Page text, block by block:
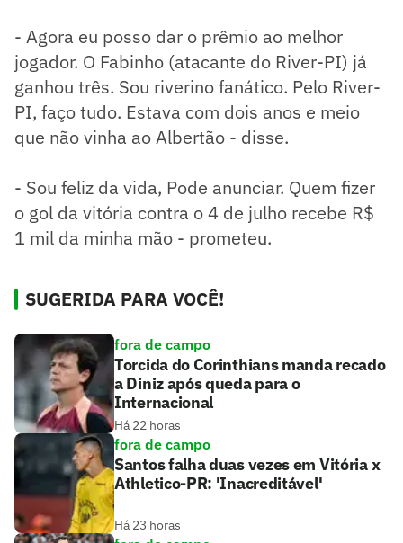
- Agora eu posso dar o prêmio ao melhor
jogador. O Fabinho (atacante do River-PI) já
ganhou três. Sou riverino fanático. Pelo River-
PI, faço tudo. Estava com dois anos e meio
que não vinha ao Albertão - disse.
- Sou feliz da vida, Pode anunciar. Quem fizer
o gol da vitória contra o 4 de julho recebe R$
1 mil da minha mão - prometeu.
SUGERIDA PARA VOCÊ!
fora de campo
Torcida do Corinthians manda recado
a Diniz após queda para o
Internacional
Há 22 horas
fora de campo
Santos falha duas vezes em Vitória x
Athletico-PR: 'Inacreditável'
Há 23 horas